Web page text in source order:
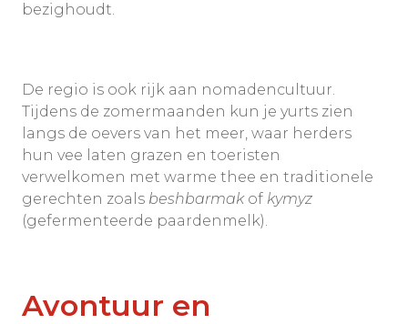
bezighoudt.
De regio is ook rijk aan nomadencultuur.
Tijdens de zomermaanden kun je yurts zien
langs de oevers van het meer, waar herders
hun vee laten grazen en toeristen
verwelkomen met warme thee en traditionele
gerechten zoals beshbarmakof kymyz
(gefermenteerde paardenmelk).
Avontuur en